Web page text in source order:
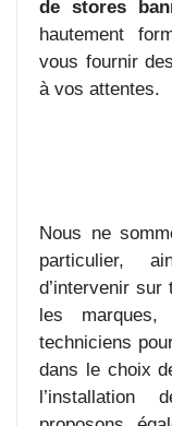
de stores
hautement
vous fournir
à vos attentes.
Nous ne
particulier,
d’intervenir
les marques,
techniciens
dans le choix
l’installation